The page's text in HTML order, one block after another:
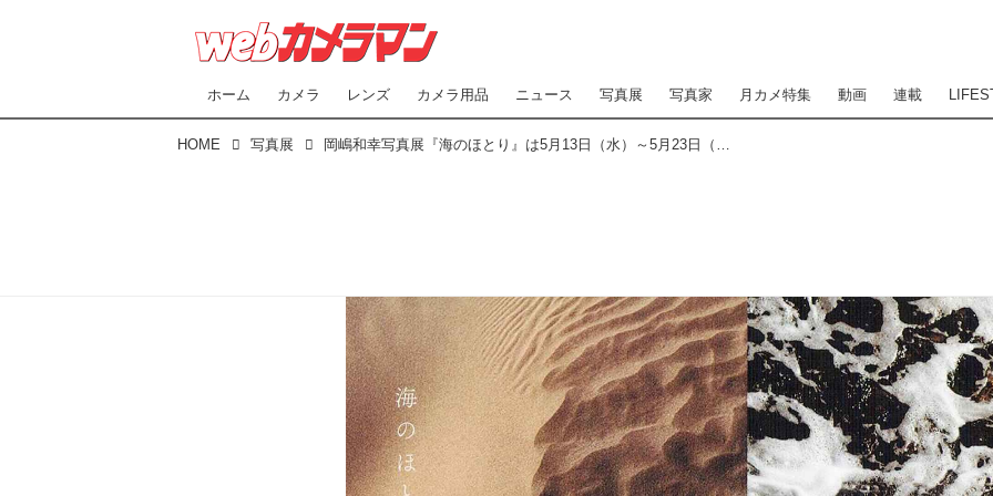
ホーム カメラ レンズ カメラ用品 ニュース 写真展 写真家 月カメ特集 動画 連載
HOME 写真展 岡嶋和幸写真展『海のほとり』は5月13日（水）～5月23日（土）にCO-CO PHOTO SALON（東京・銀座）で開催！